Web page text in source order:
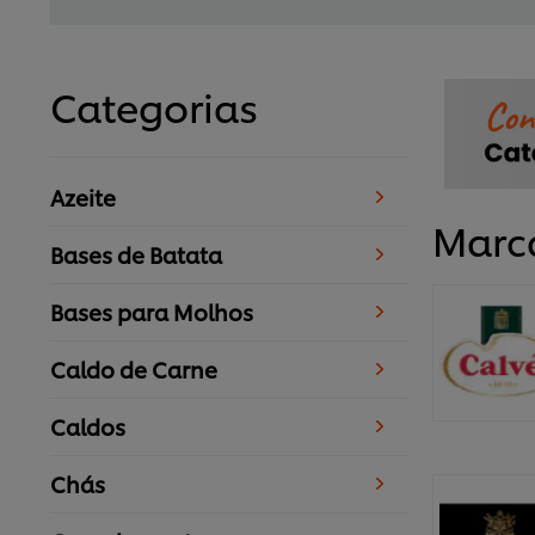
Categorias
Azeite
Bases de Batata
Bases para Molhos
Caldo de Carne
Caldos
Chás